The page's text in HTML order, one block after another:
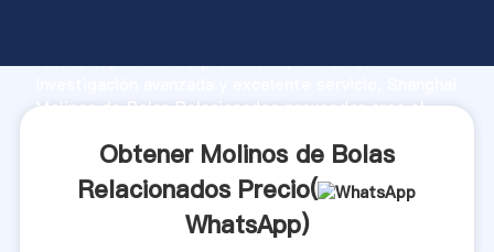
fuerte capacidad de producción, fuerza de
Molinos de Bolas Relacionados proveedor crea el
Obtener Molinos de Bolas
Relacionados Precio(
WhatsApp)